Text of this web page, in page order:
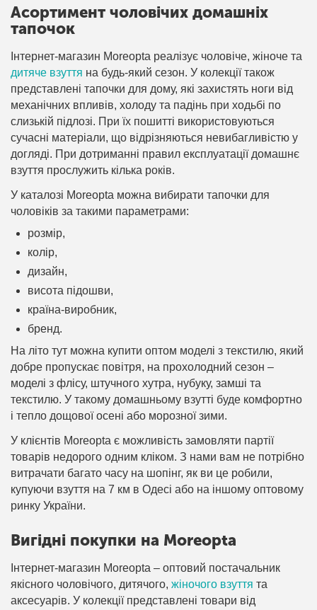
Асортимент чоловічих домашніх
тапочок
Інтернет-магазин Moreopta реалізує чоловіче, жіноче та
дитяче взуття на будь-який сезон. У колекції також
представлені тапочки для дому, які захистять ноги від
механічних впливів, холоду та падінь при ходьбі по
слизькій підлозі. При їх пошитті використовуються
сучасні матеріали, що відрізняються невибагливістю у
догляді. При дотриманні правил експлуатації домашнє
взуття прослужить кілька років.
У каталозі Moreopta можна вибирати тапочки для
чоловіків за такими параметрами:
розмір,
колір,
дизайн,
висота підошви,
країна-виробник,
бренд.
На літо тут можна купити оптом моделі з текстилю, який
добре пропускає повітря, на прохолодний сезон –
моделі з флісу, штучного хутра, нубуку, замші та
текстилю. У такому домашньому взутті буде комфортно
і тепло дощової осені або морозної зими.
У клієнтів Moreopta є можливість замовляти партії
товарів недорого одним кліком. З нами вам не потрібно
витрачати багато часу на шопінг, як ви це робили,
купуючи взуття на 7 км в Одесі або на іншому оптовому
ринку України.
Вигідні покупки на Moreopta
Інтернет-магазин Moreopta – оптовий постачальник
якісного чоловічого, дитячого,жіночого взуття та
аксесуарів. У колекції представлені товари від